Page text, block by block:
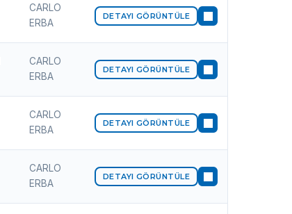
CARLO
ERBA
DETAYI GÖRÜNTÜLE
CARLO
ERBA
DETAYI GÖRÜNTÜLE
CARLO
ERBA
DETAYI GÖRÜNTÜLE
CARLO
ERBA
DETAYI GÖRÜNTÜLE